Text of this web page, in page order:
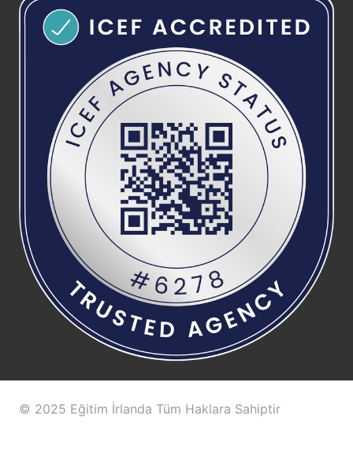
© 2025 Eğitim İrlanda Tüm Haklara Sahiptir